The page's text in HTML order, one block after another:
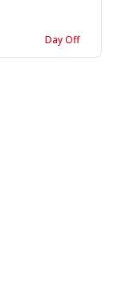
Day Off